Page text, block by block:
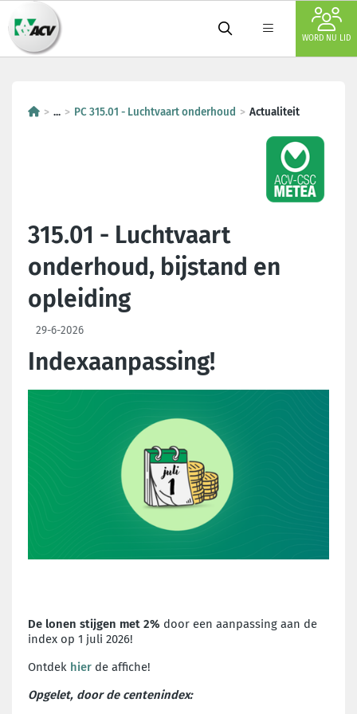
WORD NU LID
... PC 315.01 - Luchtvaart onderhoud Actualiteit
315.01 - Luchtvaart
onderhoud, bijstand en
opleiding
29-6-2026
Indexaanpassing!
De lonen stijgen met 2% door een aanpassing aan de
index op 1 juli 2026!
Ontdek hier de affiche!
Opgelet, door de centenindex: